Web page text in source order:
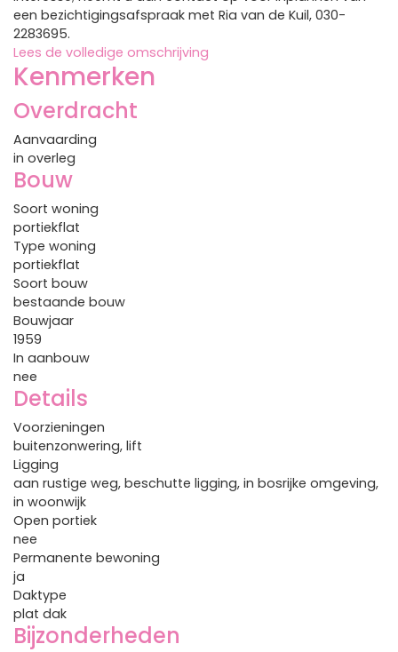
een bezichtigingsafspraak met Ria van de Kuil, 030-
2283695.
Lees de volledige omschrijving
Kenmerken
Overdracht
Aanvaarding
in overleg
Bouw
Soort woning
portiekflat
Type woning
portiekflat
Soort bouw
bestaande bouw
Bouwjaar
1959
In aanbouw
nee
Details
Voorzieningen
buitenzonwering, lift
Ligging
aan rustige weg, beschutte ligging, in bosrijke omgeving,
in woonwijk
Open portiek
nee
Permanente bewoning
ja
Daktype
plat dak
Bijzonderheden